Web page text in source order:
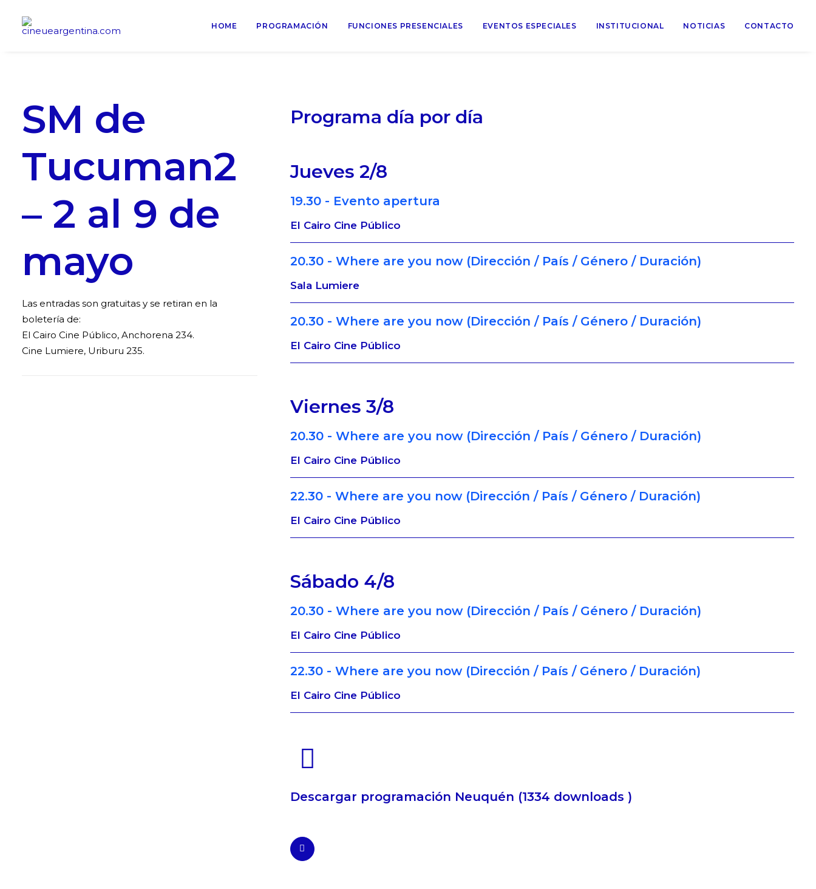
HOME PROGRAMACIÓN FUNCIONES PRESENCIALES EVENTOS ESPECIALES INSTITUCIONAL NOTICIAS CONTACTO
SM de
Tucuman2
– 2 al 9 de
mayo
Las entradas son gratuitas y se retiran en la
boletería de:
El Cairo Cine Público, Anchorena 234.
Cine Lumiere, Uriburu 235.
Programa día por día
Jueves 2/8
19.30 - Evento apertura
El Cairo Cine Público
20.30 - Where are you now (Dirección / País / Género / Duración)
Sala Lumiere
20.30 - Where are you now (Dirección / País / Género / Duración)
El Cairo Cine Público
Viernes 3/8
20.30 - Where are you now (Dirección / País / Género / Duración)
El Cairo Cine Público
22.30 - Where are you now (Dirección / País / Género / Duración)
El Cairo Cine Público
Sábado 4/8
20.30 - Where are you now (Dirección / País / Género / Duración)
El Cairo Cine Público
22.30 - Where are you now (Dirección / País / Género / Duración)
El Cairo Cine Público
Descargar programación Neuquén (1334 downloads )